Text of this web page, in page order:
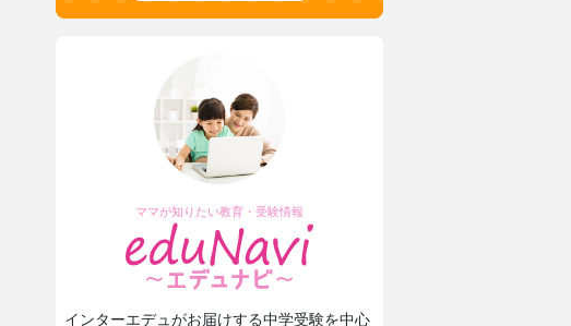
ママが知りたい教育・受験情報
インターエデュがお届けする中学受験を中心